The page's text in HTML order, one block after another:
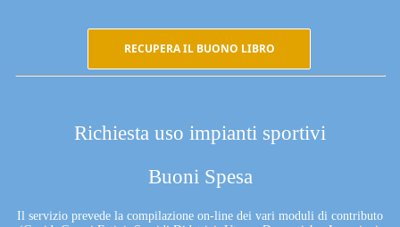
RECUPERA IL BUONO LIBRO
Richiesta uso impianti sportivi
Buoni Spesa
Il servizio prevede la compilazione on-line dei vari moduli di contributo